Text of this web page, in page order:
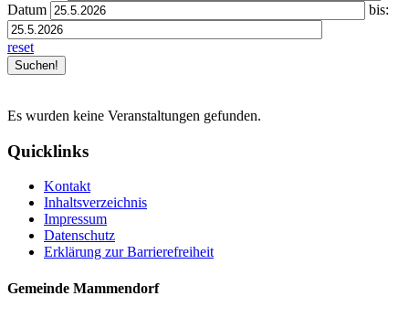
Datum
bis:
reset
Es wurden keine Veranstaltungen gefunden.
Quicklinks
Kontakt
Inhaltsverzeichnis
Impressum
Datenschutz
Erklärung zur Barrierefreiheit
Gemeinde Mammendorf